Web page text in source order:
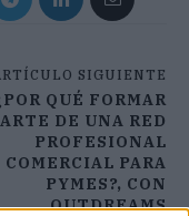
SIGUIENTE
QUÉ FORMAR
DE UNA RED
PROFESIONAL
COMERCIAL PARA
PYMES?, CON
OUTDREAMS